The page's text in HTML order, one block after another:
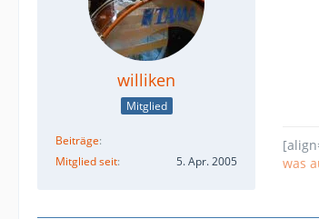
williken
Mitglied
Beiträge
Mitglied seit
5. Apr. 2005
was